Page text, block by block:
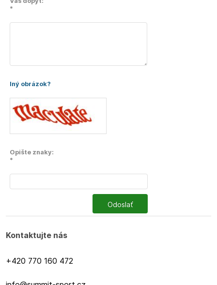
*
Iný obrázok?
Opište znaky:
*
Odoslať
Kontaktujte nás
+420 770 160 472